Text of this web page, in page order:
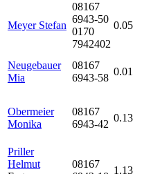
Meyer Stefan
08167
6943-50
0170
7942402
0.05
Neugebauer
Mia
08167
6943-58
0.01
Obermeier
Monika
08167
6943-42
0.13
Priller
Helmut
08167
1.13